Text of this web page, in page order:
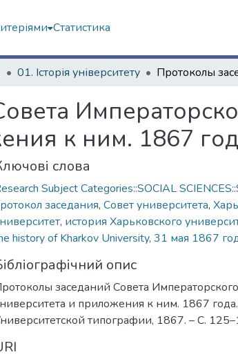
Статистика
01. Історія університету
к ним. 1867
слова
Subject Categories::SOCIAL
заседания, Совет университета,
, история Харьковского
history of Kharkov University, 31 мая 1867
опис
заседаний Совета
и приложения к ним. 1867
типографии, 1867. – С.